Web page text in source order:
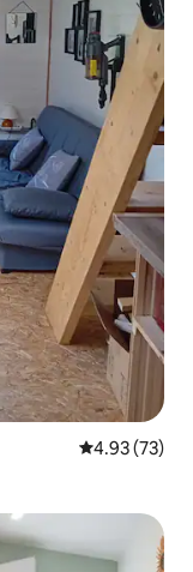
Ukadiriaji wa
4.93 (73)